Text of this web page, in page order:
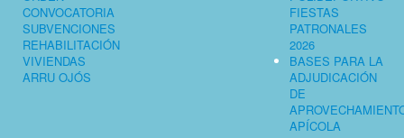
CONVOCATORIA
SUBVENCIONES
REHABILITACIÓN
VIVIENDAS
ARRU OJÓS
FIESTAS
PATRONALES
2026
BASES PARA LA
ADJUDICACIÓN
DE
APÍCOLA